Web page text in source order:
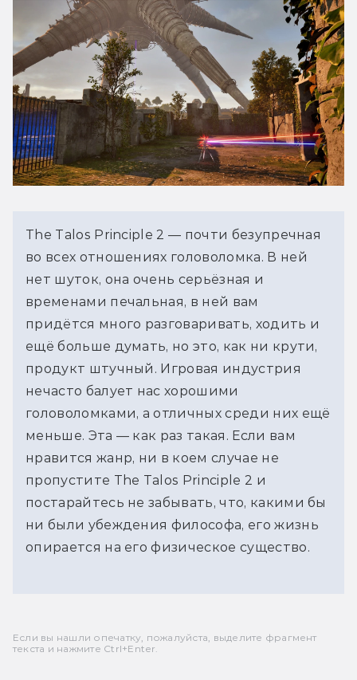
The Talos Principle 2 — почти безупречная
во всех отношениях головоломка. В ней
нет шуток, она очень серьёзная и
временами печальная, в ней вам
придётся много разговаривать, ходить и
ещё больше думать, но это, как ни крути,
продукт штучный. Игровая индустрия
нечасто балует нас хорошими
головоломками, а отличных среди них ещё
меньше. Эта — как раз такая. Если вам
нравится жанр, ни в коем случае не
пропустите The Talos Principle 2 и
постарайтесь не забывать, что, какими бы
ни были убеждения философа, его жизнь
опирается на его физическое существо.
Если вы нашли опечатку, пожалуйста, выделите фрагмент
текста и нажмите Ctrl+Enter.